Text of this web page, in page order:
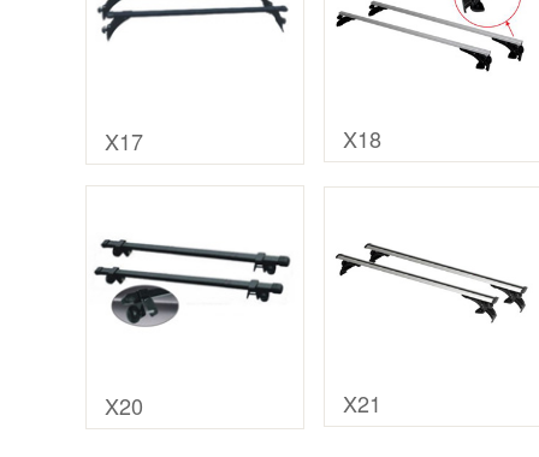
X17 X18
X20 X21